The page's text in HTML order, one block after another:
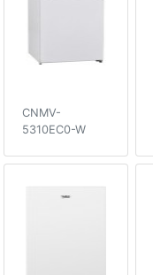
CNMV-
5310EC0-W